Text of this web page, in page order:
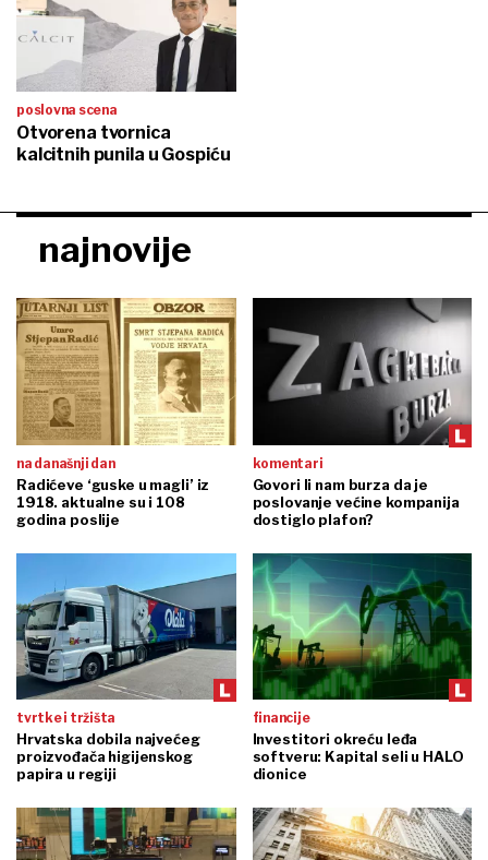
poslovna scena
Otvorena tvornica
kalcitnih punila u Gospiću
najnovije
na današnji dan
Radićeve ‘guske u magli’ iz
1918. aktualne su i 108
godina poslije
komentari
Govori li nam burza da je
poslovanje većine kompanija
dostiglo plafon?
tvrtke i tržišta
Hrvatska dobila najvećeg
proizvođača higijenskog
papira u regiji
financije
Investitori okreću leđa
softveru: Kapital seli u HALO
dionice